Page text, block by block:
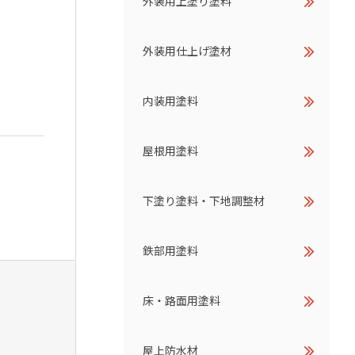
外装用仕上げ塗材
内装用塗料
屋根用塗料
下塗り塗料・下地調整材
鉄部用塗料
床・路面用塗料
屋上防水材